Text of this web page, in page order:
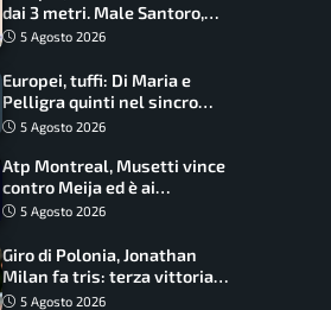
dai 3 metri. Male Santoro,
Wesemann si prende l’oro
5 Agosto 2026
Europei, tuffi: Di Maria e
Pelligra quinti nel sincro
misto. Oro all’Ucraina
5 Agosto 2026
Atp Montreal, Musetti vince
contro Meija ed è ai
sedicesimi
5 Agosto 2026
Giro di Polonia, Jonathan
Milan fa tris: terza vittoria
consecutiva e primato
5 Agosto 2026